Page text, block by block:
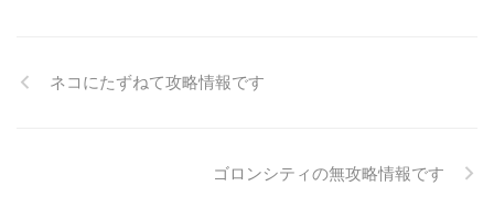
ネコにたずねて攻略情報です
ゴロンシティの無攻略情報です